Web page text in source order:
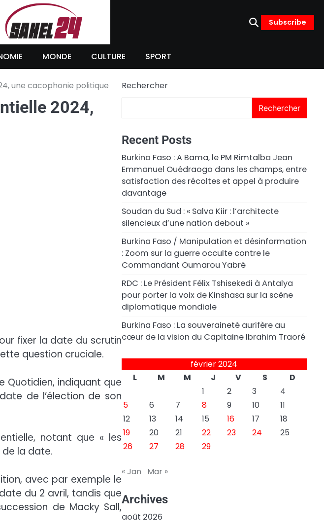
Subscribe
MONDE CULTURE SPORT
une cacophonie politique
2024,
fixer la date du scrutin
question cruciale.
Quotidien, indiquant que
de l’élection de son
notant que « les
de la date.
avec par exemple le
du 2 avril, tandis que
de Macky Sall,
Rechercher
Rechercher
Recent Posts
Burkina Faso : A Bama, le PM Rimtalba Jean
Emmanuel Ouédraogo dans les champs, entre
satisfaction des récoltes et appel à produire
davantage
Soudan du Sud : « Salva Kiir : l’architecte
silencieux d’une nation debout »
Burkina Faso / Manipulation et désinformation
: Zoom sur la guerre occulte contre le
Commandant Oumarou Yabré
RDC : Le Président Félix Tshisekedi à Antalya
pour porter la voix de Kinshasa sur la scène
diplomatique mondiale
Burkina Faso : La souveraineté aurifère au
cœur de la vision du Capitaine Ibrahim Traoré
février 2024
L
M M J V S
D
1
2 3
4
5
6 7 8 9 10
11
12
13 14 15 16 17
18
19
20 21 22 23 24
25
26
27 28 29
« Jan Mar »
Archives
août 2026